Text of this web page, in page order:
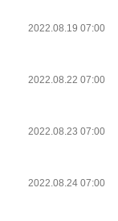
2022.08.19 07:00
2022.08.22 07:00
2022.08.23 07:00
2022.08.24 07:00